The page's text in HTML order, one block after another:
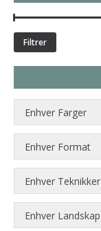
Filtrer
Enhver Farger
Enhver Format
Enhver Teknikker
Enhver Landskap